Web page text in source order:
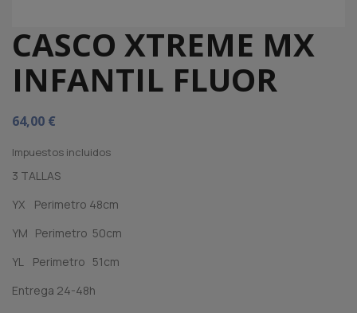
CASCO XTREME MX
INFANTIL FLUOR
64,00 €
Impuestos incluidos
3 TALLAS
YX Perimetro 48cm
YM Perimetro 50cm
YL Perimetro 51cm
Entrega 24-48h